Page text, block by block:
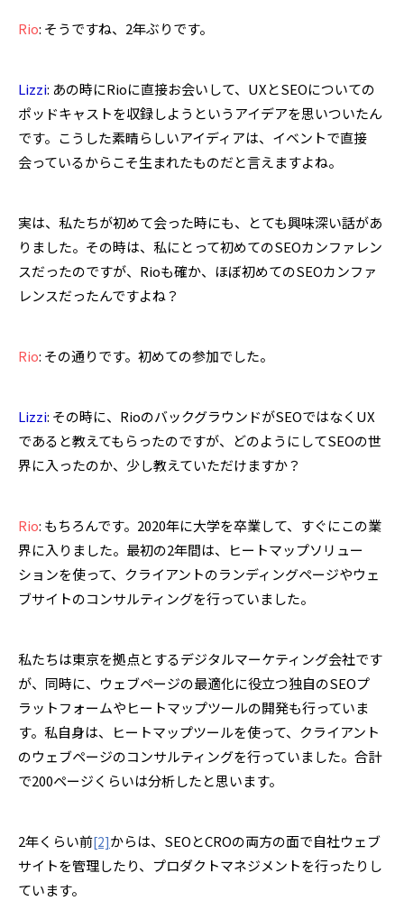
Rio: そうですね、2年ぶりです。
Lizzi: あの時にRioに直接お会いして、UXとSEOについての
ポッドキャストを収録しようというアイデアを思いついたん
です。こうした素晴らしいアイディアは、イベントで直接
会っているからこそ生まれたものだと言えますよね。
実は、私たちが初めて会った時にも、とても興味深い話があ
りました。その時は、私にとって初めてのSEOカンファレン
スだったのですが、Rioも確か、ほぼ初めてのSEOカンファ
レンスだったんですよね？
Rio: その通りです。初めての参加でした。
Lizzi: その時に、RioのバックグラウンドがSEOではなくUX
であると教えてもらったのですが、どのようにしてSEOの世
界に入ったのか、少し教えていただけますか？
Rio: もちろんです。2020年に大学を卒業して、すぐにこの業
界に入りました。最初の2年間は、ヒートマップソリュー
ションを使って、クライアントのランディングページやウェ
ブサイトのコンサルティングを行っていました。
私たちは東京を拠点とするデジタルマーケティング会社です
が、同時に、ウェブページの最適化に役立つ独自のSEOプ
ラットフォームやヒートマップツールの開発も行っていま
す。私自身は、ヒートマップツールを使って、クライアント
のウェブページのコンサルティングを行っていました。合計
で200ページくらいは分析したと思います。
2年くらい前[2]からは、SEOとCROの両方の面で自社ウェブ
サイトを管理したり、プロダクトマネジメントを行ったりし
ています。